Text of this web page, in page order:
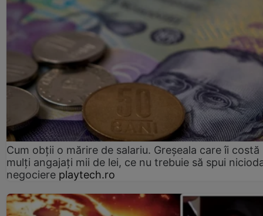
Cum obții o mărire de salariu. Greșeala care îi costă
mulți angajați mii de lei, ce nu trebuie să spui
negociere playtech.ro